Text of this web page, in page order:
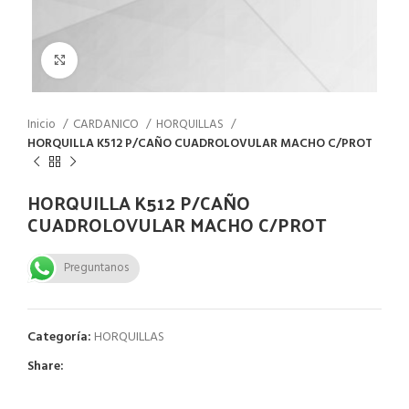
Inicio CARDANICO
HORQUILLAS
HORQUILLA K512 P/CAÑO CUADROLOVULAR MACHO C/PROT
HORQUILLA K512 P/CAÑO
CUADROLOVULAR MACHO C/PROT
Preguntanos
Categoría: HORQUILLAS
Share: